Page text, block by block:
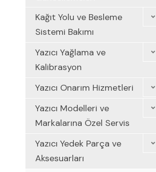
Kağıt Yolu ve Besleme
Sistemi Bakımı
Yazıcı Yağlama ve
Kalibrasyon
Yazıcı Onarım Hizmetleri
Yazıcı Modelleri ve
Markalarına Özel Servis
Yazıcı Yedek Parça ve
Aksesuarları